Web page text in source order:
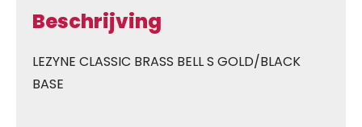
Beschrijving
LEZYNE CLASSIC BRASS BELL S GOLD/BLACK
BASE